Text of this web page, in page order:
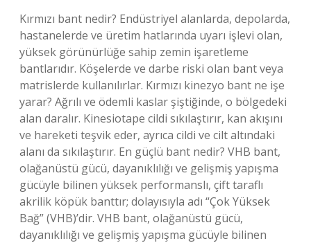
Kırmızı bant nedir? Endüstriyel alanlarda, depolarda,
hastanelerde ve üretim hatlarında uyarı işlevi olan,
yüksek görünürlüğe sahip zemin işaretleme
bantlarıdır. Köşelerde ve darbe riski olan bant veya
matrislerde kullanılırlar. Kırmızı kinezyo bant ne işe
yarar? Ağrılı ve ödemli kaslar şiştiğinde, o bölgedeki
alan daralır. Kinesiotape cildi sıkılaştırır, kan akışını
ve hareketi teşvik eder, ayrıca cildi ve cilt altındaki
alanı da sıkılaştırır. En güçlü bant nedir? VHB bant,
olağanüstü gücü, dayanıklılığı ve gelişmiş yapışma
gücüyle bilinen yüksek performanslı, çift taraflı
akrilik köpük banttır; dolayısıyla adı “Çok Yüksek
Bağ” (VHB)’dir. VHB bant, olağanüstü gücü,
dayanıklılığı ve gelişmiş yapışma gücüyle bilinen